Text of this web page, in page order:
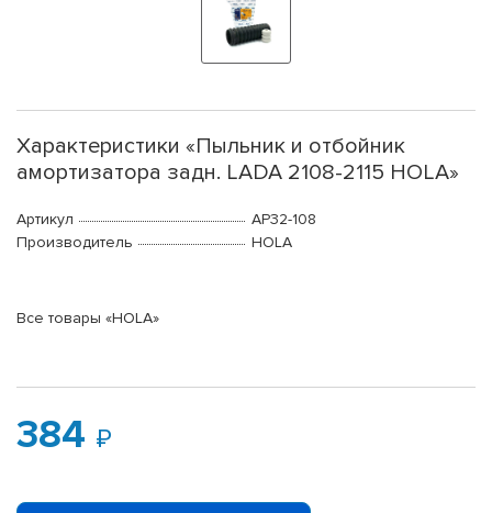
Характеристики «Пыльник и отбойник
амортизатора задн. LADA 2108-2115 HOLA»
Артикул
AP32-108
Производитель
HOLA
Все товары «HOLA»
384